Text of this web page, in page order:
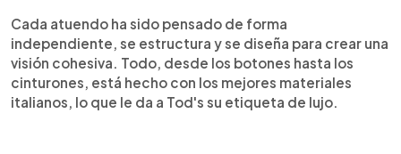
Cada atuendo ha sido pensado de forma
independiente, se estructura y se diseña para crear una
visión cohesiva. Todo, desde los botones hasta los
cinturones, está hecho con los mejores materiales
italianos, lo que le da a Tod's su etiqueta de lujo.